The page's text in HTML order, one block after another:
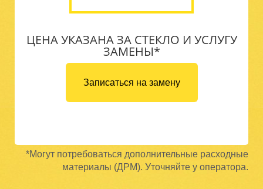
ЦЕНА УКАЗАНА ЗА СТЕКЛО И УСЛУГУ
ЗАМЕНЫ*
Записаться на замену
*Могут потребоваться дополнительные расходные
материалы (ДРМ). Уточняйте у оператора.